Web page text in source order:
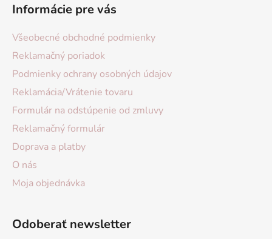
Informácie pre vás
Všeobecné obchodné podmienky
Reklamačný poriadok
Podmienky ochrany osobných údajov
Reklamácia/Vrátenie tovaru
Formulár na odstúpenie od zmluvy
Reklamačný formulár
Doprava a platby
O nás
Moja objednávka
Odoberať newsletter